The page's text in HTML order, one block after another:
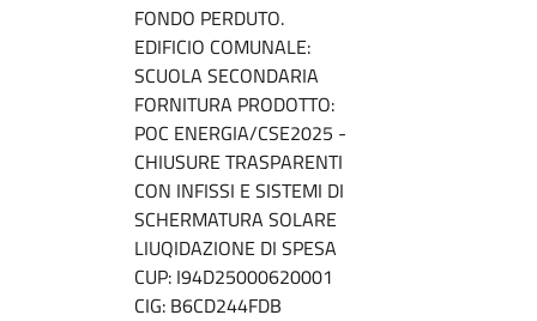
FONDO PERDUTO.
EDIFICIO COMUNALE:
SCUOLA SECONDARIA
FORNITURA PRODOTTO:
POC ENERGIA/CSE2025 -
CHIUSURE TRASPARENTI
CON INFISSI E SISTEMI DI
SCHERMATURA SOLARE
LIUQIDAZIONE DI SPESA
CUP: I94D25000620001
CIG: B6CD244FDB